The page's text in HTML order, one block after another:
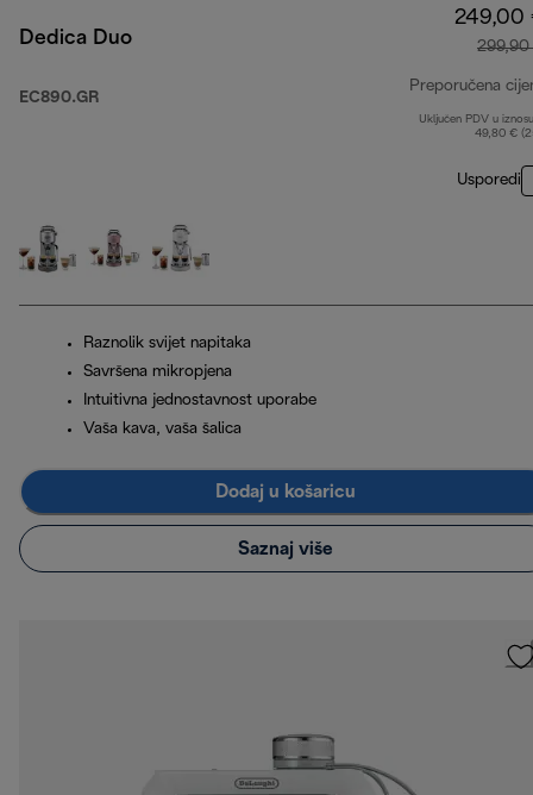
Dedica Duo
EC890.GR
249,00
Preporučena
Uključen PDV u
49,80 €
Usporedi
Raznolik svijet napitaka
Savršena mikropjena
Intuitivna jednostavnost uporabe
Vaša kava, vaša šalica
Dodaj u košaricu
Saznaj više